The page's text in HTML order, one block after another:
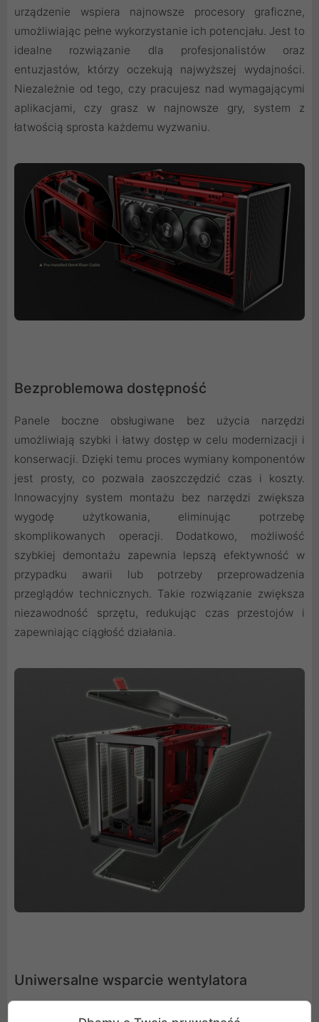
urządzenie wspiera najnowsze procesory graficzne,
umożliwiając pełne wykorzystanie ich potencjału. Jest to
idealne rozwiązanie dla profesjonalistów oraz
entuzjastów, którzy oczekują najwyższej wydajności.
Niezależnie od tego, czy pracujesz nad wymagającymi
aplikacjami, czy grasz w najnowsze gry, system z
łatwością sprosta każdemu wyzwaniu.
Bezproblemowa dostępność
Panele boczne obsługiwane bez użycia narzędzi
umożliwiają szybki i łatwy dostęp w celu modernizacji i
konserwacji. Dzięki temu proces wymiany komponentów
jest prosty, co pozwala zaoszczędzić czas i koszty.
Innowacyjny system montażu bez narzędzi zwiększa
wygodę użytkowania, eliminując potrzebę
skomplikowanych operacji. Dodatkowo, możliwość
szybkiej demontażu zapewnia lepszą efektywność w
przypadku awarii lub potrzeby przeprowadzenia
przeglądów technicznych. Takie rozwiązanie zwiększa
niezawodność sprzętu, redukując czas przestojów i
zapewniając ciągłość działania.
Uniwersalne wsparcie wentylatora